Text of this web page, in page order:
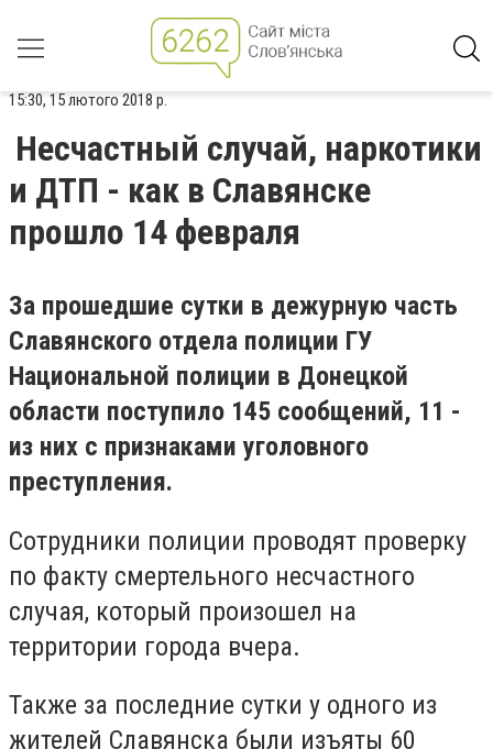
15:30, 15 лютого 2018 р.
Несчастный случай, наркотики
и ДТП - как в Славянске
прошло 14 февраля
За прошедшие сутки в дежурную часть
Славянского отдела полиции ГУ
Национальной полиции в Донецкой
области поступило 145 сообщений, 11 -
из них с признаками уголовного
преступления.
Сотрудники полиции проводят проверку
по факту смертельного несчастного
случая, который произошел на
территории города вчера.
Также за последние сутки у одного из
жителей Славянска были изъяты 60